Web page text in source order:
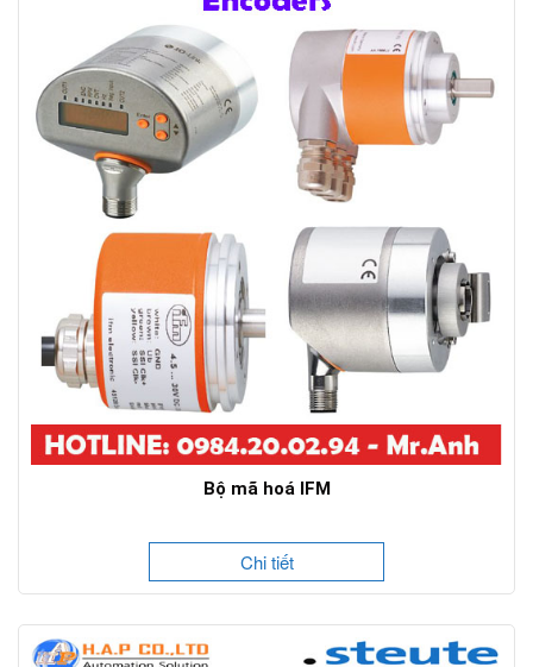
Bộ mã hoá IFM
Chi tiết